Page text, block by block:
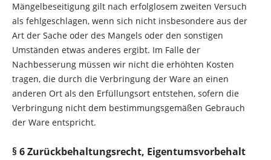
Mängelbeseitigung gilt nach erfolglosem zweiten Versuch
als fehlgeschlagen, wenn sich nicht insbesondere aus der
Art der Sache oder des Mangels oder den sonstigen
Umständen etwas anderes ergibt. Im Falle der
Nachbesserung müssen wir nicht die erhöhten Kosten
tragen, die durch die Verbringung der Ware an einen
anderen Ort als den Erfüllungsort entstehen, sofern die
Verbringung nicht dem bestimmungsgemäßen Gebrauch
der Ware entspricht.
§ 6 Zurückbehaltungsrecht, Eigentumsvorbehalt